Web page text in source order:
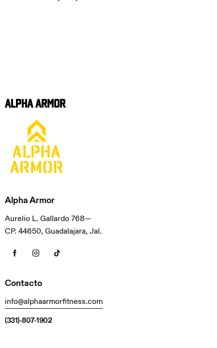
Alpha Armor
Alpha Armor
Aurelio L. Gallardo 768—
CP. 44650, Guadalajara, Jal.
Contacto
info@alphaarmorfitness.com
(331)-807-1902